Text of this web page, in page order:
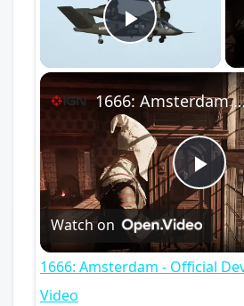
Play
1666: Amsterdam - Official
Watch on
1666: Amsterdam - Official
Video